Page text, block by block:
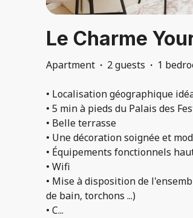
Le Charme
Apartment · 2 guests · 1
• Localisation géographique
• 5 min à pieds du Palais des
• Belle terrasse
• Une décoration soignée et
• Équipements fonctionnels
• Wifi
• Mise à disposition de
de bain, torchons ...)
• C...